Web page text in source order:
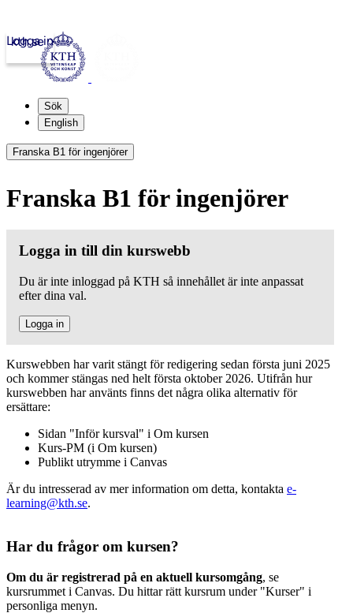
kth.se
Logga in
Sök
English
Franska B1 för ingenjörer
Franska B1 för ingenjörer
Logga in till din kurswebb
Du är inte inloggad på KTH så innehållet är inte anpassat
efter dina val.
Logga in
Kurswebben har varit stängt för redigering sedan första juni 2025
och kommer stängas ned helt första oktober 2026. Utifrån hur
kurswebben har använts finns det några olika alternativ för
ersättare:
Sidan "Inför kursval" i Om kursen
Kurs-PM (i Om kursen)
Publikt utrymme i Canvas
Är du intresserad av mer information om detta, kontakta e-
learning@kth.se.
Har du frågor om kursen?
Om du är registrerad på en aktuell kursomgång, se
kursrummet i Canvas. Du hittar rätt kursrum under "Kurser" i
personliga menyn.